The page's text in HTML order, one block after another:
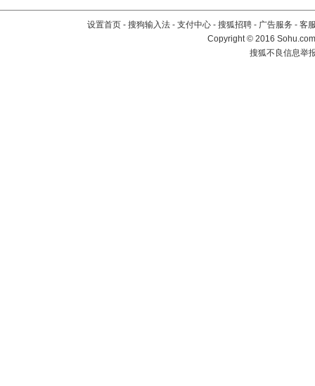
设置首页 - 搜狗输入法 - 支付中心 - 搜狐招聘 - 广告服务 - 客
Copyright©2016
搜狐不良信息举